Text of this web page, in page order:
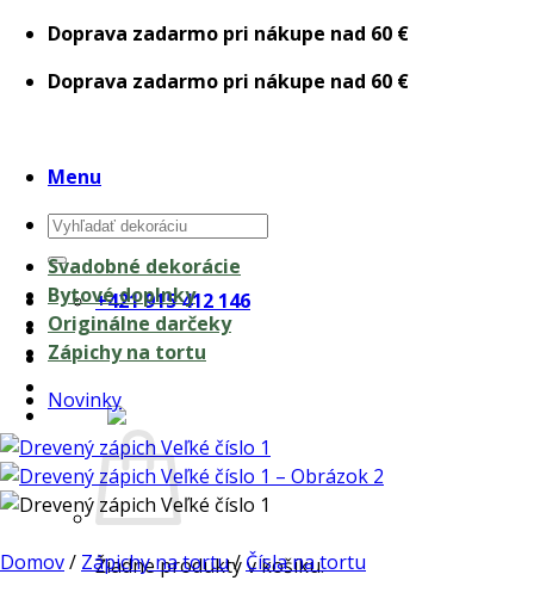
Skip
content
Doprava zadarmo pri nákupe nad 60 €
Doprava zadarmo pri nákupe nad 60 €
Menu
Hľadať:
+421 915 412 146
0,00€
Žiadne produkty v košíku.
Svadobné dekorácie
Bytové doplnky
Originálne darčeky
Zápichy na tortu
Novinky
Domov/ Zápichy na tortu/ Čísla na tortu